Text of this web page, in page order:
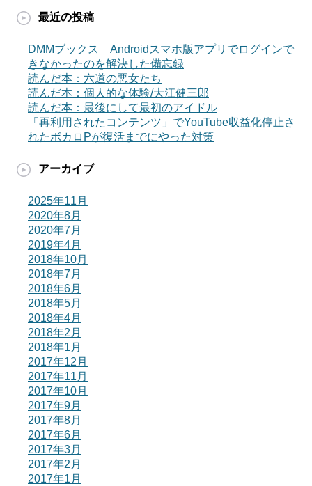
最近の投稿
DMMブックス Androidスマホ版アプリでログインで
きなかったのを解決した備忘録
読んだ本：六道の悪女たち
読んだ本：個人的な体験/大江健三郎
読んだ本：最後にして最初のアイドル
「再利用されたコンテンツ」でYouTube収益化停止さ
れたボカロPが復活までにやった対策
アーカイブ
2025年11月
2020年8月
2020年7月
2019年4月
2018年10月
2018年7月
2018年6月
2018年5月
2018年4月
2018年2月
2018年1月
2017年12月
2017年11月
2017年10月
2017年9月
2017年8月
2017年6月
2017年3月
2017年2月
2017年1月